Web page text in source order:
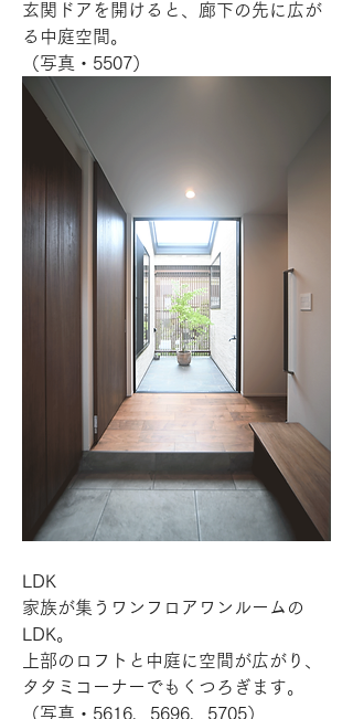
玄関ドアを開けると、廊下の先に広が
る中庭空間。
（写真・5507）
LDK
家族が集うワンフロアワンルームの
LDK。
上部のロフトと中庭に空間が広がり、
タタミコーナーでもくつろぎます。
（写真・5616、5696、5705）